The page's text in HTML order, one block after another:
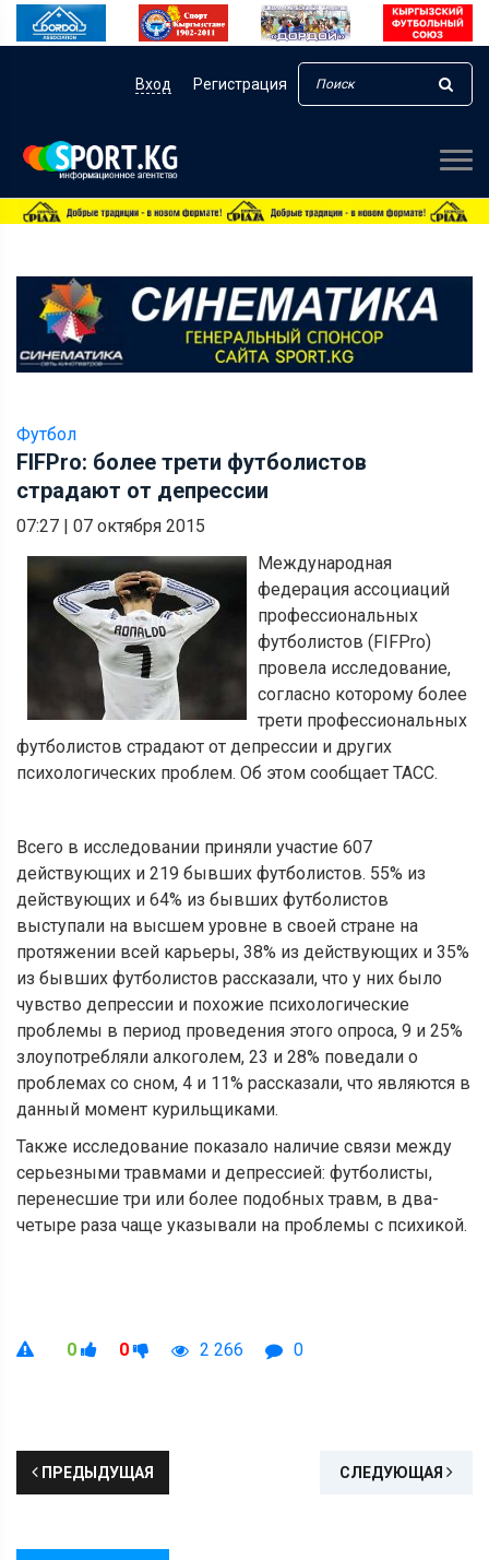
Вход Регистрация
Футбол
FIFPro: более трети футболистов
страдают от депрессии
07:27 | 07 октября 2015
Международная
федерация ассоциаций
профессиональных
футболистов (FIFPro)
провела исследование,
согласно которому более
трети профессиональных
футболистов страдают от депрессии и других
психологических проблем. Об этом сообщает ТАСС.
Всего в исследовании приняли участие 607
действующих и 219 бывших футболистов. 55% из
действующих и 64% из бывших футболистов
выступали на высшем уровне в своей стране на
протяжении всей карьеры, 38% из действующих и 35%
из бывших футболистов рассказали, что у них было
чувство депрессии и похожие психологические
проблемы в период проведения этого опроса, 9 и 25%
злоупотребляли алкоголем, 23 и 28% поведали о
проблемах со сном, 4 и 11% рассказали, что являются в
данный момент курильщиками.
Также исследование показало наличие связи между
серьезными травмами и депрессией: футболисты,
перенесшие три или более подобных травм, в два-
четыре раза чаще указывали на проблемы с психикой.
0 0 2 266 0
ПРЕДЫДУЩАЯ СЛЕДУЮЩАЯ